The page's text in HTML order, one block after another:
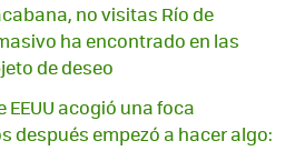
no visitas Río de
ha encontrado en las
de deseo
EEUU acogió una foca
después empezó a hacer algo: